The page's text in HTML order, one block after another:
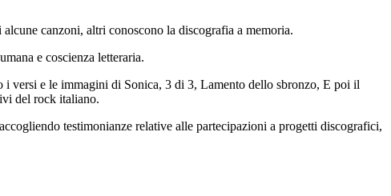
canzoni, altri conoscono la discografia a memoria.
e coscienza letteraria.
i versi e le immagini di Sonica, 3 di 3, Lamento dello sbronzo, E poi il
del rock italiano.
testimonianze relative alle partecipazioni a progetti discografici,